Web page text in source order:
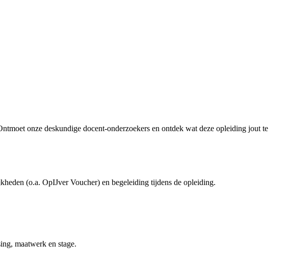
onze deskundige docent-onderzoekers en ontdek wat deze opleiding jout te
(o.a. OpIJver Voucher) en begeleiding tijdens de opleiding.
maatwerk en stage.